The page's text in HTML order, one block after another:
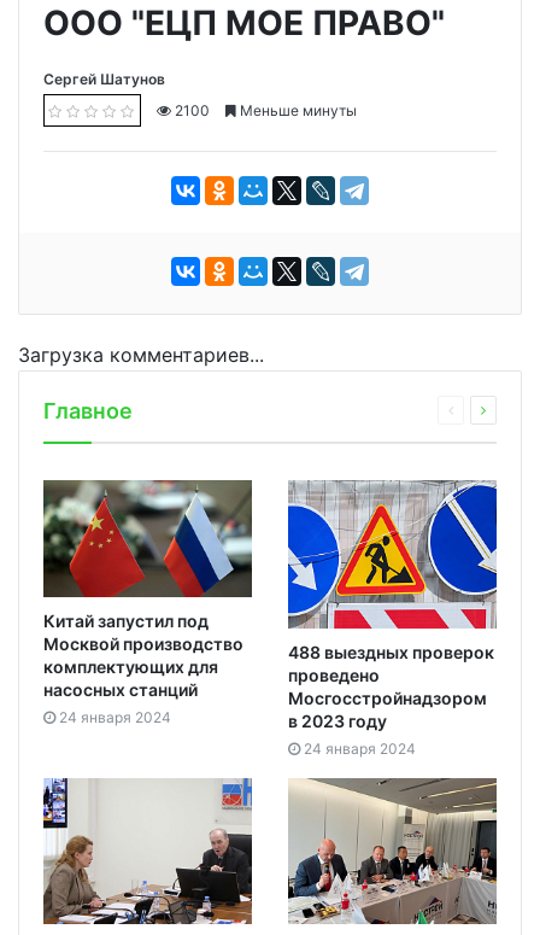
ООО "ЕЦП МОЕ ПРАВО"
Сергей Шатунов
2100
Меньше минуты
Загрузка комментариев...
Главное
Китай запустил под
Москвой производство
комплектующих для
насосных станций
24 января 2024
488 выездных проверок
проведено
Мосгосстройнадзором
в 2023 году
24 января 2024